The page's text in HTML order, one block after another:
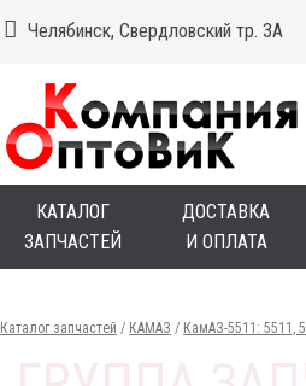
Челябинск, Свердловский тр. 3А
КАТАЛОГ
ЗАПЧАСТЕЙ
ДОСТАВКА
И ОПЛАТА
Каталог запчастей / КАМАЗ / КамАЗ-5511: 5511,